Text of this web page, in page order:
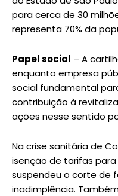
para cerca de 30
representa 70% da
Papel social – A
enquanto empresa
social fundamental
contribuição à
ações nesse sentido
Na crise sanitária de
isenção de tarifas
suspendeu o corte de
inadimplência.